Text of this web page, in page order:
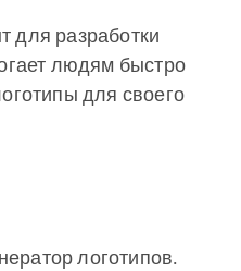
для разработки
людям быстро
для своего
логотипов.